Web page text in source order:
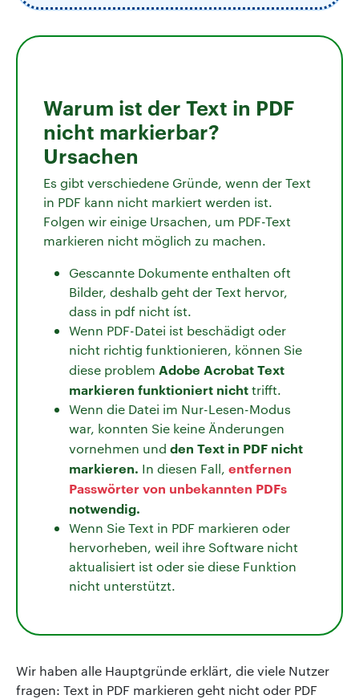
Warum ist der Text in PDF
nicht markierbar?
Ursachen
Es gibt verschiedene Gründe, wenn der Text
in PDF kann nicht markiert werden ist.
Folgen wir einige Ursachen, um PDF-Text
markieren nicht möglich zu machen.
Gescannte Dokumente enthalten oft
Bilder, deshalb geht der Text hervor,
dass in pdf nicht íst.
Wenn PDF-Datei ist beschädigt oder
nicht richtig funktionieren, können Sie
diese problem Adobe Acrobat Text
markieren funktioniert nichttrifft.
Wenn die Datei im Nur-Lesen-Modus
war, konnten Sie keine Änderungen
vornehmen und den Text in PDF nicht
markieren. In diesen Fall, entfernen
Passwörter von unbekannten PDFs
notwendig.
Wenn Sie Text in PDF markieren oder
hervorheben, weil ihre Software nicht
aktualisiert ist oder sie diese Funktion
nicht unterstützt.
Wir haben alle Hauptgründe erklärt, die viele Nutzer
fragen: Text in PDF markieren geht nicht oder PDF